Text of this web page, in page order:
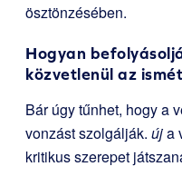
ösztönzésében.
Hogyan
közvetlenül az
Bár úgy tűnhet, hogy a
vonzást szolgálják. úja
kritikus szerepet